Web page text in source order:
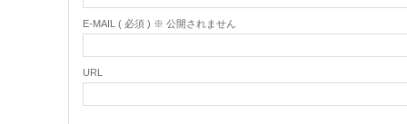
E-MAIL ( 必須 ) ※ 公開されません
URL